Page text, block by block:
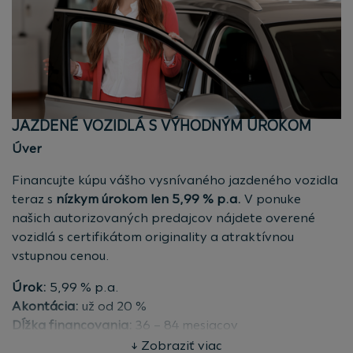
EUR, doba trvania zmluvy: 84 mesiacov, fixná úroková
sadzba: 4,29 % p.a., spracovateľský poplatok pri
uzavretí zmluvy: 0 EUR, mesačná splátka: 332,47 EUR
vrátane havarijného a povinného zmluvného
poistenia, celkové náklady klienta: 35 709,48 EUR,
celková suma, ktorú musí klient zaplatiť: 35 709,48
EUR, ročná percentuálna miera nákladov (RPMN):
12,12 %.
Ročná percentuálna miera nákladov (RPMN) vyjadruje
celkové náklady klienta spojené so spotrebiteľským
úverom ako ročné percento z celkovej výšky
spotrebiteľského úveru.
Škoda.
JAZDENÉ VOZIDLÁ S VÝHODNÝM ÚROKOM
Úver
Financujte kúpu vášho vysnívaného jazdeného vozidla
teraz s nízkym úrokom len 5,99 % p.a. V ponuke
našich autorizovaných predajcov nájdete overené
vozidlá s certifikátom originality a atraktívnou
vstupnou cenou.
Úrok: 5,99 % p.a.
Akontácia: už od 20 %
Dĺžka financovania: 36 – 84 mesiacov
Havarijné a povinné zmluvné poistenie v
↓ Zobraziť viac